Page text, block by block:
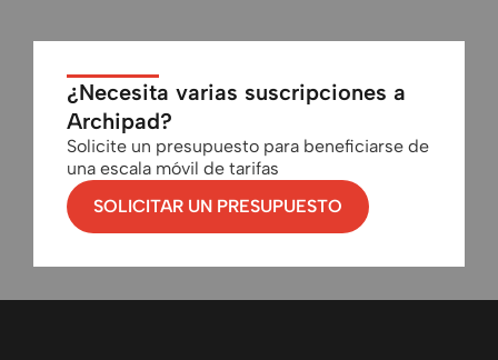
¿Necesita varias suscripciones a
Archipad?
Solicite un presupuesto para beneficiarse de
una escala móvil de tarifas
SOLICITAR UN PRESUPUESTO